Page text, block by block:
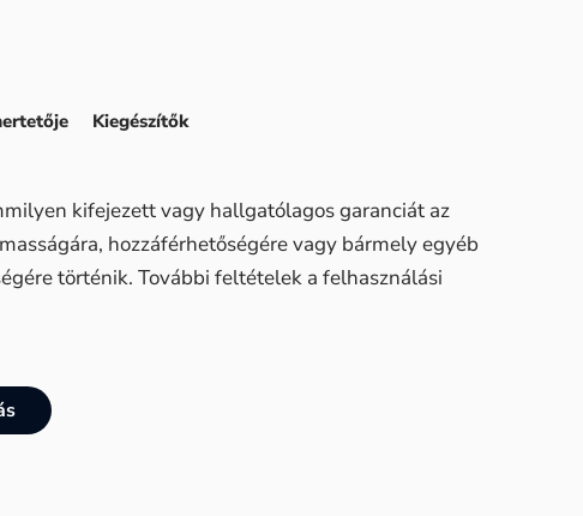
Kiegészítők
kifejezett vagy hallgatólagos garanciát az
hozzáférhetőségére vagy bármely egyéb
történik. További feltételek a felhasználási